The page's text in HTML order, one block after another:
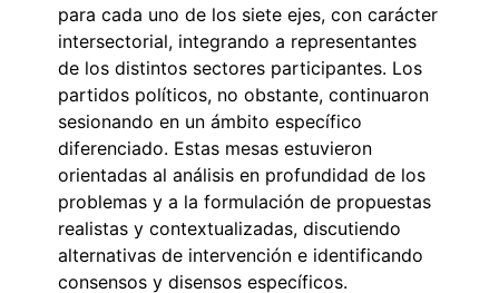
para cada uno de los siete ejes, con carácter
intersectorial, integrando a representantes
de los distintos sectores participantes. Los
partidos políticos, no obstante, continuaron
sesionando en un ámbito específico
diferenciado. Estas mesas estuvieron
orientadas al análisis en profundidad de los
problemas y a la formulación de propuestas
realistas y contextualizadas, discutiendo
alternativas de intervención e identificando
consensos y disensos específicos.